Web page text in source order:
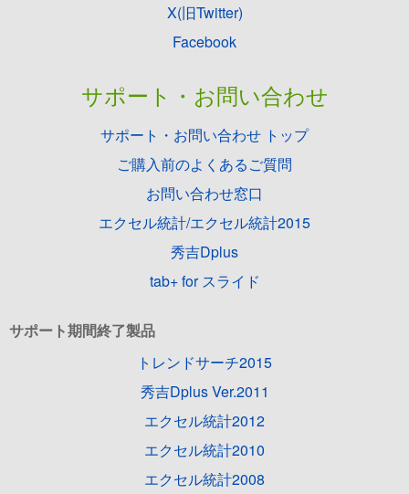
X(旧Twitter)
Facebook
サポート・お問い合わせ
サポート・お問い合わせ トップ
ご購入前のよくあるご質問
お問い合わせ窓口
エクセル統計/エクセル統計2015
秀吉Dplus
tab+ for スライド
サポート期間終了製品
トレンドサーチ2015
秀吉Dplus Ver.2011
エクセル統計2012
エクセル統計2010
エクセル統計2008